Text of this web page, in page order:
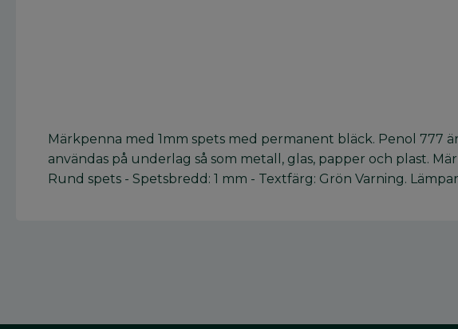
Märkpenna med 1mm spets med permanent bläck. Penol 777
användas på underlag så som metall, glas, papper och plast.
Rund spets - Spetsbredd: 1 mm - Textfärg: Grön Varning.